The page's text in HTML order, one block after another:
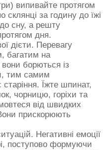
випивайте протягом
склянці за годину до їжі
сну, а решту
дня.
дієти. Перевагу
багатим на
борються із
тим самим
Їжте шпинат,
чорницю, горіхи та
від швидких
прискорюють
Негативні емоції
поступово формуючи